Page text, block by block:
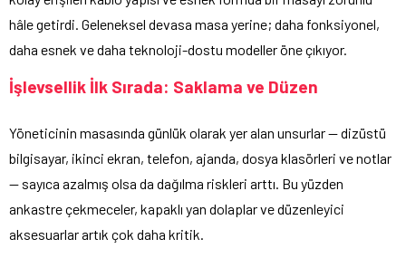
hâle getirdi. Geleneksel devasa masa yerine; daha fonksiyonel,
daha esnek ve daha teknoloji-dostu modeller öne çıkıyor.
İşlevsellik İlk Sırada: Saklama ve Düzen
Yöneticinin masasında günlük olarak yer alan unsurlar — dizüstü
bilgisayar, ikinci ekran, telefon, ajanda, dosya klasörleri ve notlar
— sayıca azalmış olsa da dağılma riskleri arttı. Bu yüzden
ankastre çekmeceler, kapaklı yan dolaplar ve düzenleyici
aksesuarlar artık çok daha kritik.